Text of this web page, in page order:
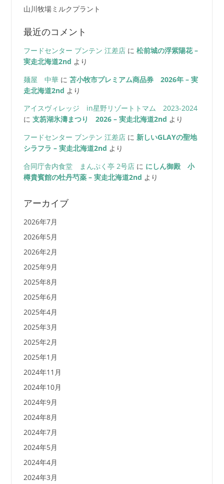
山川牧場ミルクプラント
最近のコメント
フードセンター ブンテン 江差店に 松前城の浮紫陽花 –
実走北海道2nd より
麺屋 中華に 苫小牧市プレミアム商品券 2026年 – 実
走北海道2nd より
アイスヴィレッジ in星野リゾートトマム 2023-2024
に 支笏湖氷濤まつり 2026 – 実走北海道2nd より
フードセンター ブンテン 江差店に 新しいGLAYの聖地
シラフラ – 実走北海道2nd より
合同庁舎内食堂 まんぷく亭 2号店に にしん御殿 小
樽貴賓館の牡丹芍薬 – 実走北海道2nd より
アーカイブ
2026年7月
2026年5月
2026年2月
2025年9月
2025年8月
2025年6月
2025年4月
2025年3月
2025年2月
2025年1月
2024年11月
2024年10月
2024年9月
2024年8月
2024年7月
2024年5月
2024年4月
2024年3月